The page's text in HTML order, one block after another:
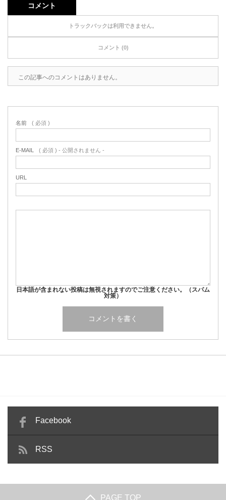
コメント
トラックバックは利用できません。
コメント (0)
この記事へのコメントはありません。
名前 ( 必須 )
E-MAIL ( 必須 ) - 公開されません -
URL
日本語が含まれない投稿は無視されますのでご注意ください。（スパム
対策）
Facebook
RSS
PAGE TOP